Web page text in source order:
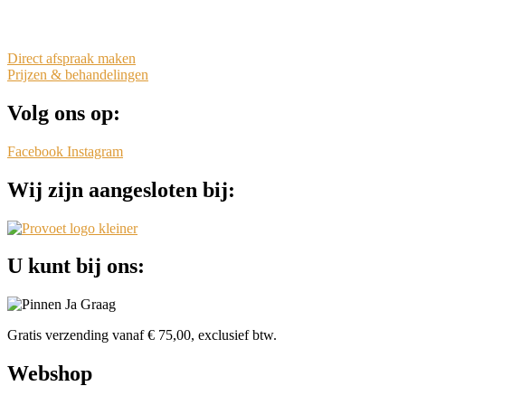
Direct afspraak maken
Prijzen & behandelingen
Volg ons op:
Facebook Instagram
Wij zijn aangesloten bij:
U kunt bij ons:
Gratis verzending vanaf € 75,00, exclusief btw.
Webshop